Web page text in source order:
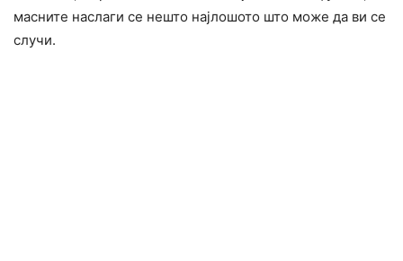
масните наслаги се нешто најлошото што може да ви се
случи.